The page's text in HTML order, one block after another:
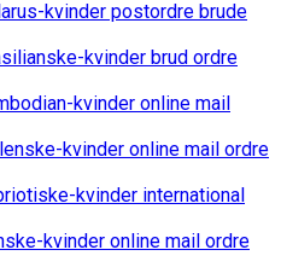
kvinder postordre brude
kvinder brud ordre
kvinder online mail
kvinder online mail ordre
kvinder international
kvinder online mail ordre